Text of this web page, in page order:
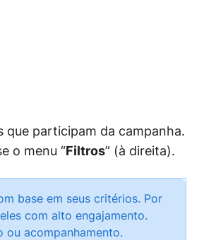
participam da campanha.
o menu “Filtros” (à direita).
base em seus critérios. Por
com alto engajamento.
ou acompanhamento.